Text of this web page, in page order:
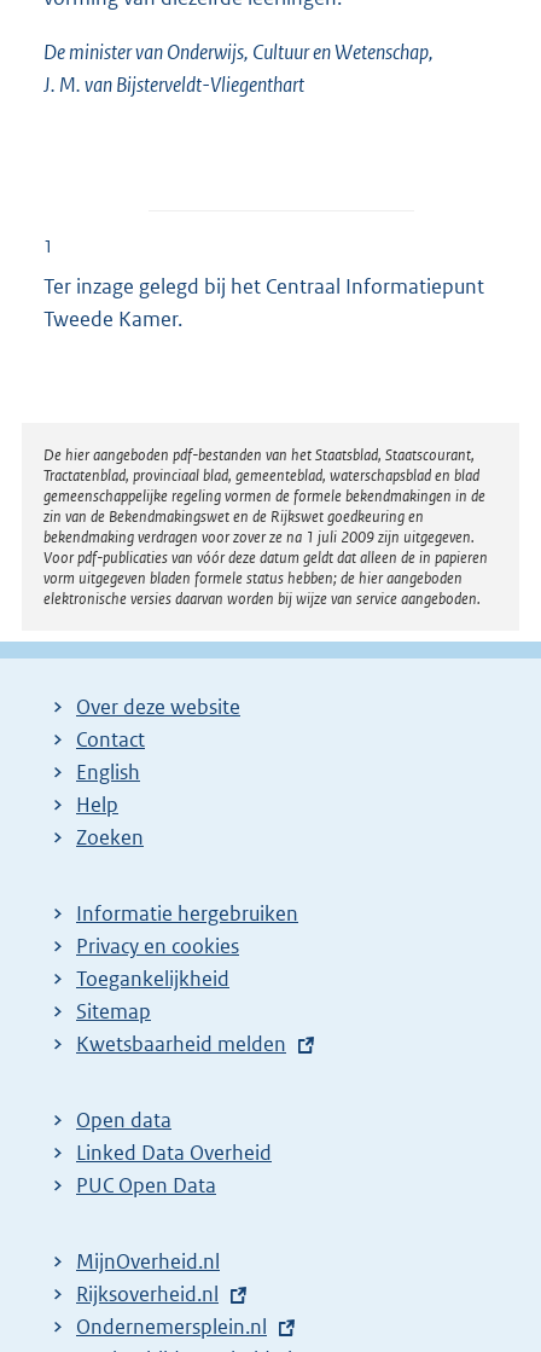
De minister van Onderwijs, Cultuur en Wetenschap,
J. M. van Bijsterveldt-Vliegenthart
1
Ter inzage gelegd bij het Centraal Informatiepunt
Tweede Kamer.
Disclaimer
De hier aangeboden pdf-bestanden van het Staatsblad, Staatscourant,
Tractatenblad, provinciaal blad, gemeenteblad, waterschapsblad en blad
gemeenschappelijke regeling vormen de formele bekendmakingen in de
zin van de Bekendmakingswet en de Rijkswet goedkeuring en
bekendmaking verdragen voor zover ze na 1 juli 2009 zijn uitgegeven.
Voor pdf-publicaties van vóór deze datum geldt dat alleen de in papieren
vorm uitgegeven bladen formele status hebben; de hier aangeboden
elektronische versies daarvan worden bij wijze van service aangeboden.
Over deze website
Contact
English
Help
Zoeken
Informatie hergebruiken
Privacy en cookies
Toegankelijkheid
Sitemap
E
t
e
r
l
i
n
Kwetsbaarheid melden
Open data
Linked Data Overheid
PUC Open Data
MijnOverheid.nl
E
x
Rijksoverheid.nl
E
Ondernemersplein.nl